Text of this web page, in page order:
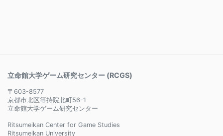
立命館大学ゲーム研究センター (RCGS)
〒603-8577
京都市北区等持院北町56-1
立命館大学ゲーム研究センター
Ritsumeikan Center for Game Studies
Ritsumeikan University